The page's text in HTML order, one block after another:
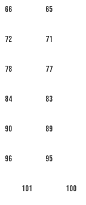
65
66
71
72
77
78
83
84
89
90
95
96
100
101